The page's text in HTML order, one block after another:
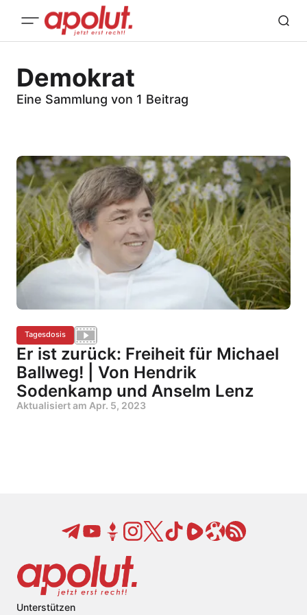
Demokrat
Eine Sammlung von 1 Beitrag
Tagesdosis
Er ist zurück: Freiheit für Michael
Ballweg! | Von Hendrik
Sodenkamp und Anselm Lenz
Aktualisiert am Apr. 5, 2023
Unterstützen